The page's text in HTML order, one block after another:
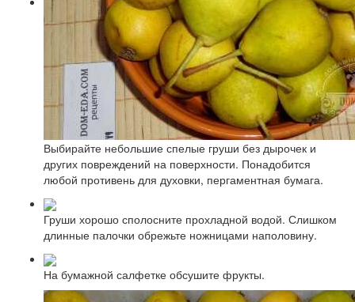
Выбирайте небольшие спелые груши без дырочек и
других повреждений на поверхности. Понадобится
любой противень для духовки, пергаментная бумага.
Груши хорошо сполосните прохладной водой. Слишком
длинные палочки обрежьте ножницами наполовину.
На бумажной салфетке обсушите фрукты.